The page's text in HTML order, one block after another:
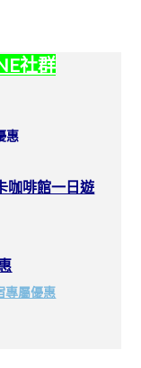
社群
惠
咖啡館一日遊
專屬優惠